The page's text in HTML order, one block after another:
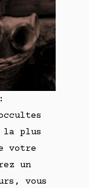
la plus
votre
un
vous